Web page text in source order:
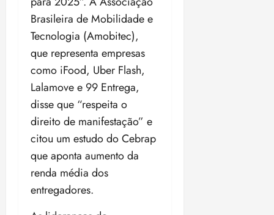
Brasileira de Mobilidade e
Tecnologia (Amobitec),
que representa empresas
como iFood, Uber Flash,
Lalamove e 99 Entrega,
disse que “respeita o
direito de manifestação” e
citou um estudo do Cebrap
que aponta aumento da
renda média dos
entregadores.